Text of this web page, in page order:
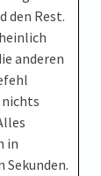
den Rest.
anderen
in
Sekunden.